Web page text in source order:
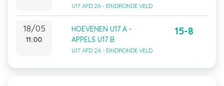
U17 AFD 2A - EINDRONDE VELD
18/05
11:00
HOEVENEN U17 A -
APPELS U17 B
U17 AFD 2A - EINDRONDE VELD
15-8